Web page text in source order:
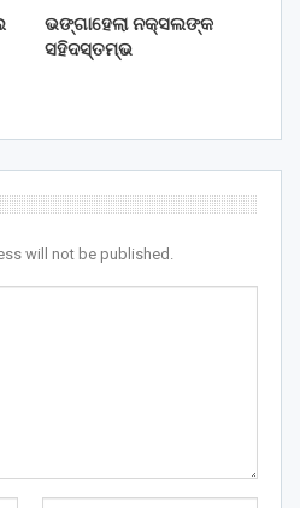
ଭଙ୍ଗାହେଲା ନକ୍ସଲଙ୍କ
ସହିଦସ୍ତମ୍ଭ
will not be published.